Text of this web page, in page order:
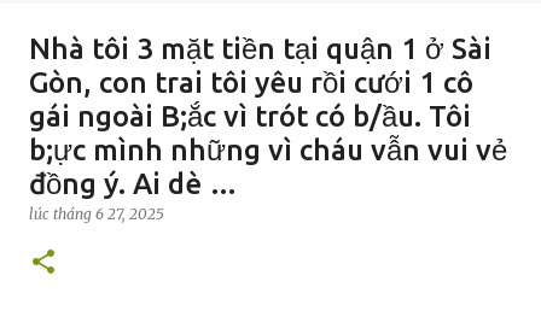
Nhà tôi 3 mặt tiền tại quận 1 ở Sài
Gòn, con trai tôi yêu rồi cưới 1 cô
gái ngoài B;ắc vì trót có b/ầu. Tôi
b;ực mình những vì cháu vẫn vui vẻ
đồng ý. Ai dè …
lúc tháng 6 27, 2025